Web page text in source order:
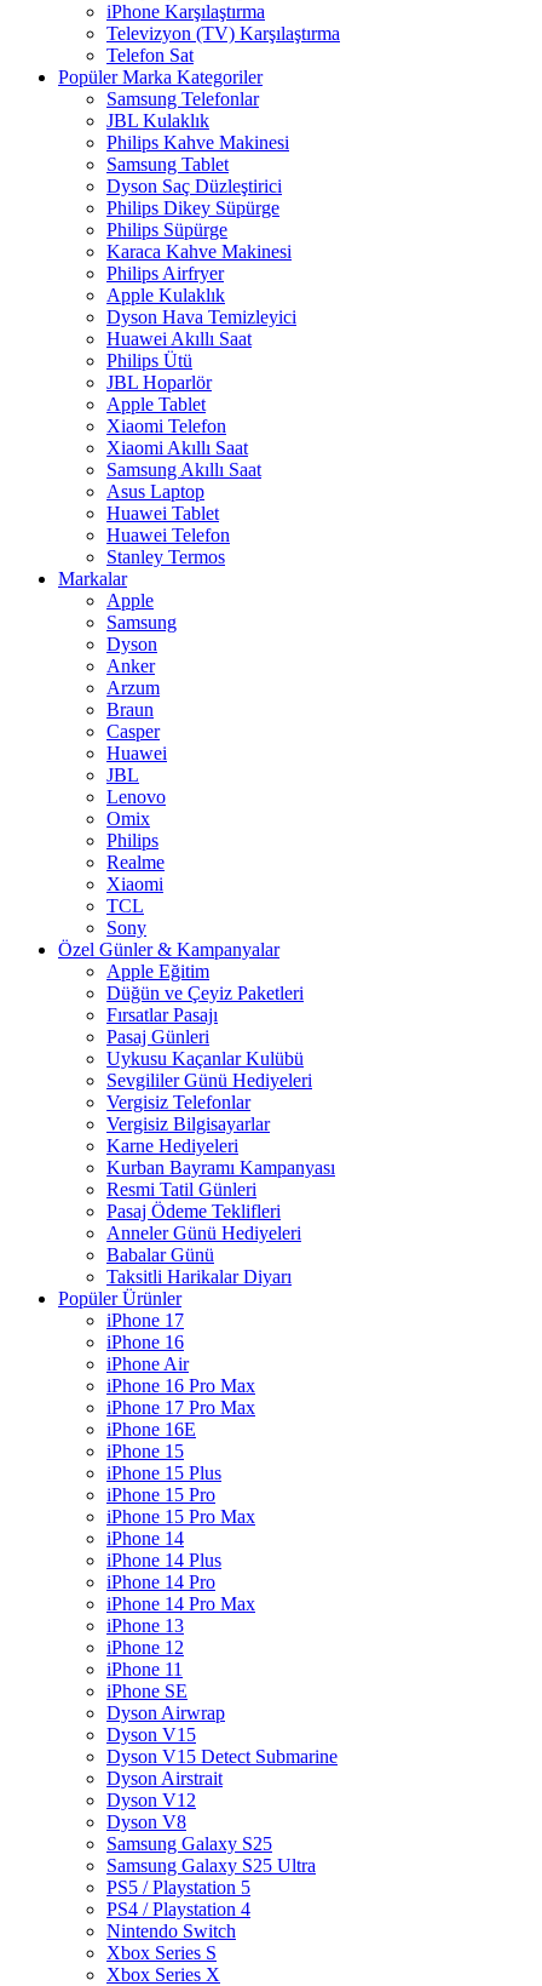
iPhone Karşılaştırma
Televizyon (TV) Karşılaştırma
Telefon Sat
Popüler Marka Kategoriler
Samsung Telefonlar
JBL Kulaklık
Philips Kahve Makinesi
Samsung Tablet
Dyson Saç Düzleştirici
Philips Dikey Süpürge
Philips Süpürge
Karaca Kahve Makinesi
Philips Airfryer
Apple Kulaklık
Dyson Hava Temizleyici
Huawei Akıllı Saat
Philips Ütü
JBL Hoparlör
Apple Tablet
Xiaomi Telefon
Xiaomi Akıllı Saat
Samsung Akıllı Saat
Asus Laptop
Huawei Tablet
Huawei Telefon
Stanley Termos
Markalar
Apple
Samsung
Dyson
Anker
Arzum
Braun
Casper
Huawei
JBL
Lenovo
Omix
Philips
Realme
Xiaomi
TCL
Sony
Özel Günler & Kampanyalar
Apple Eğitim
Düğün ve Çeyiz Paketleri
Fırsatlar Pasajı
Pasaj Günleri
Uykusu Kaçanlar Kulübü
Sevgililer Günü Hediyeleri
Vergisiz Telefonlar
Vergisiz Bilgisayarlar
Karne Hediyeleri
Kurban Bayramı Kampanyası
Resmi Tatil Günleri
Pasaj Ödeme Teklifleri
Anneler Günü Hediyeleri
Babalar Günü
Taksitli Harikalar Diyarı
Popüler Ürünler
iPhone 17
iPhone 16
iPhone Air
iPhone 16 Pro Max
iPhone 17 Pro Max
iPhone 16E
iPhone 15
iPhone 15 Plus
iPhone 15 Pro
iPhone 15 Pro Max
iPhone 14
iPhone 14 Plus
iPhone 14 Pro
iPhone 14 Pro Max
iPhone 13
iPhone 12
iPhone 11
iPhone SE
Dyson Airwrap
Dyson V15
Dyson V15 Detect Submarine
Dyson Airstrait
Dyson V12
Dyson V8
Samsung Galaxy S25
Samsung Galaxy S25 Ultra
PS5 / Playstation 5
PS4 / Playstation 4
Nintendo Switch
Xbox Series S
Xbox Series X